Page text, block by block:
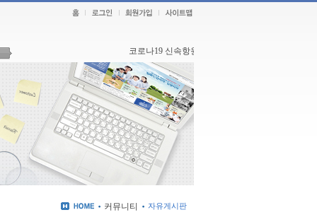
코로나19 신속항원검사,PCR검사 안내 - 본원4층
커뮤니티 자유게시판